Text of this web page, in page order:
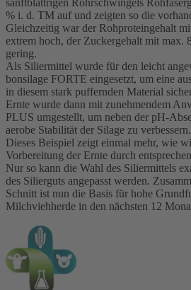
sanftblättrigen Rohrschwingels
% i. d. TM auf und zeigten so die
Gleichzeitig war der Rohproteingehalt
extrem hoch, der Zuckergehalt mit max.
gering.
Als Siliermittel wurde für den leicht
bonsilage FORTE eingesetzt, um eine
in diesem stark puffernden Material
Ernte wurde dann mit zunehmendem
PLUS umgestellt, um neben der pH-
aerobe Stabilität der Silage zu verbessern.
Dieses Beispiel zeigt einmal mehr, wie
Vorbereitung der Ernte durch
Nur so kann die Wahl des Siliermittels
des Silierguts angepasst werden.
Schnitt ist nun die Basis für hohe
Milchviehherde in den nächsten 12